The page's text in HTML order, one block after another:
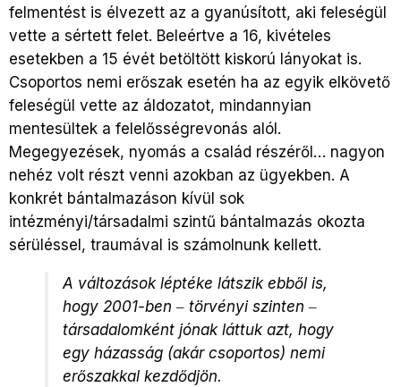
felmentést is élvezett az a gyanúsított, aki feleségül
vette a sértett felet. Beleértve a 16, kivételes
esetekben a 15 évét betöltött kiskorú lányokat is.
Csoportos nemi erőszak esetén ha az egyik elkövető
feleségül vette az áldozatot, mindannyian
mentesültek a felelősségrevonás alól.
Megegyezések, nyomás a család részéről… nagyon
nehéz volt részt venni azokban az ügyekben. A
konkrét bántalmazáson kívül sok
intézményi/társadalmi szintű bántalmazás okozta
sérüléssel, traumával is számolnunk kellett.
A változások léptéke látszik ebből is,
hogy 2001-ben ‒ törvényi szinten ‒
társadalomként jónak láttuk azt, hogy
egy házasság (akár csoportos) nemi
erőszakkal kezdődjön.